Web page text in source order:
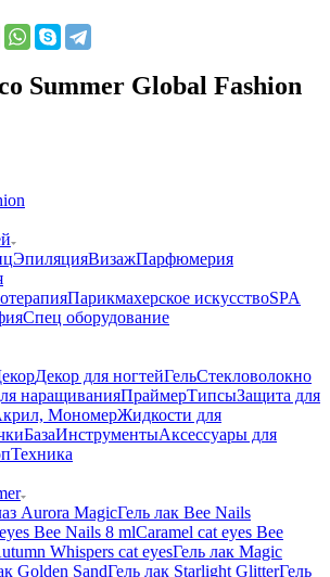
Summer Global Fashion
ЭпиляцияВизажПарфюмерия
Парикмахерское искусствоSPA
Спец оборудование
Декор для ногтейГельСтекловолокно
наращиванияПраймерТипсыЗащита для
МономерЖидкости для
БазаИнструментыАксессуары для
Техника
Aurora MagicГель лак Bee Nails
Bee Nails 8 mlCaramel cat eyes Bee
Whispers cat eyesГель лак Magic
Golden SandГель лак Starlight GlitterГель